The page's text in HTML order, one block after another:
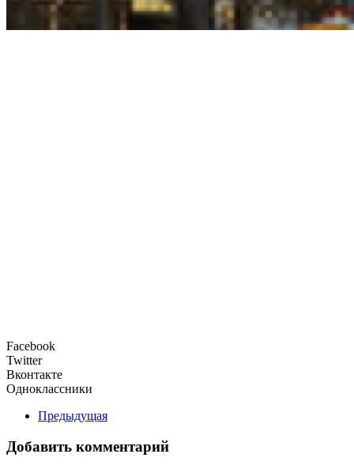
Facebook
Twitter
Вконтакте
Одноклассники
Предыдущая
Добавить комментарий